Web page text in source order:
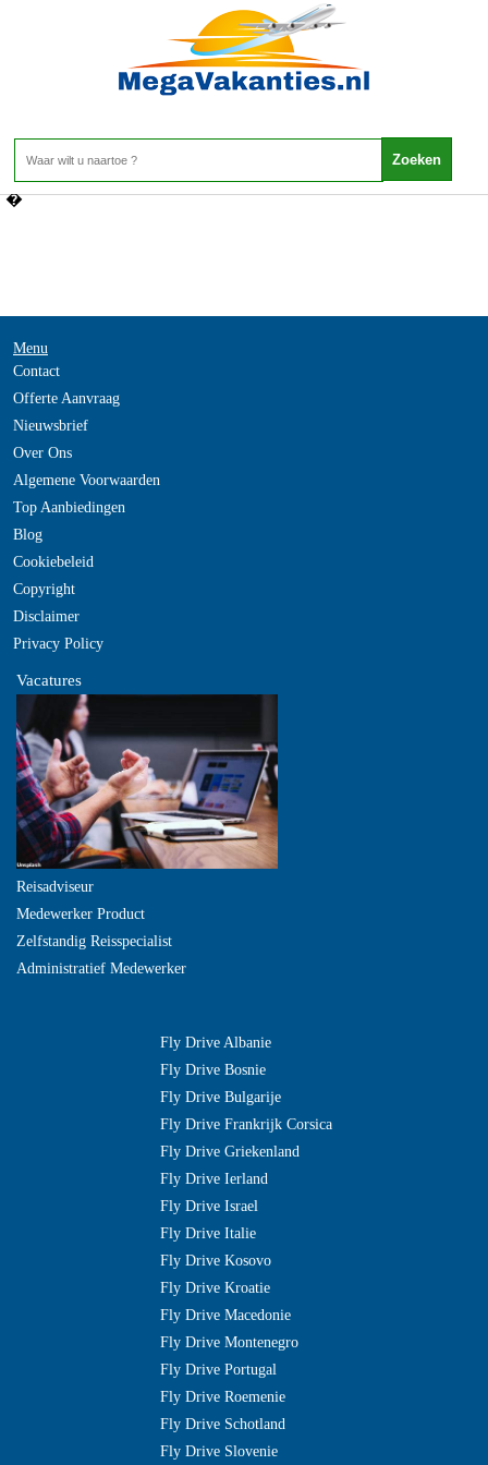
Home>
�
Menu
Contact
Offerte Aanvraag
Nieuwsbrief
Over Ons
Algemene Voorwaarden
Top Aanbiedingen
Blog
Cookiebeleid
Copyright
Disclaimer
Privacy Policy
Vacatures
Reisadviseur
Medewerker Product
Zelfstandig Reisspecialist
Administratief Medewerker
Fly Drive Albanie
Fly Drive Bosnie
Fly Drive Bulgarije
Fly Drive Frankrijk Corsica
Fly Drive Griekenland
Fly Drive Ierland
Fly Drive Israel
Fly Drive Italie
Fly Drive Kosovo
Fly Drive Kroatie
Fly Drive Macedonie
Fly Drive Montenegro
Fly Drive Portugal
Fly Drive Roemenie
Fly Drive Schotland
Fly Drive Slovenie